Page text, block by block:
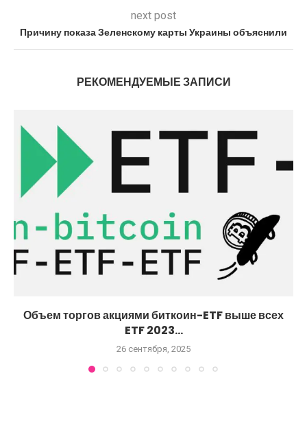
next post
Причину показа Зеленскому карты Украины объяснили
РЕКОМЕНДУЕМЫЕ ЗАПИСИ
Объем торгов акциями биткоин-ETF выше всех
ETF 2023...
26 сентября, 2025